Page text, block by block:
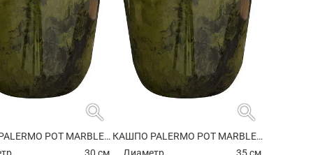
search
КАШПО PALERMO POT MARBLE GREEN
search
КАШПО PALERMO POT MARBLE GREEN